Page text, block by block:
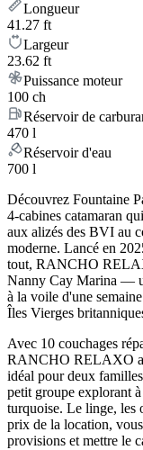
Longueur
41.27 ft
Largeur
23.62 ft
Puissance moteur
100 ch
Réservoir de
470 l
Réservoir d'eau
700 l
Découvrez Fountaine
4-cabines catamaran
aux alizés des BVI au
moderne. Lancé en
tout, RANCHO
Nanny Cay Marina —
à la voile d'une
Îles Vierges
Avec 10 couchages
RANCHO RELAXO
idéal pour deux
petit groupe explorant
turquoise. Le linge, les
prix de la location,
provisions et mettre le